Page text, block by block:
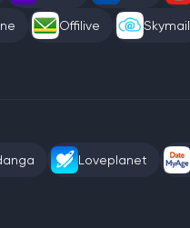
Offilive Skymail
Loveplanet